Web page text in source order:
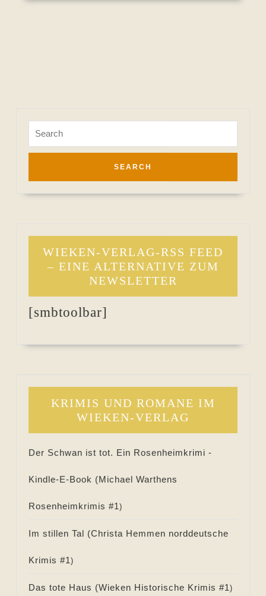
for:
WIEKEN-VERLAG-RSS FEED
– EINE ALTERNATIVE ZUM
NEWSLETTER
[smbtoolbar]
KRIMIS UND ROMANE IM
WIEKEN-VERLAG
Der Schwan ist tot. Ein Rosenheimkrimi -
Kindle-E-Book (Michael Warthens
Rosenheimkrimis #1)
Im stillen Tal (Christa Hemmen norddeutsche
Krimis #1)
Das tote Haus (Wieken Historische Krimis #1)